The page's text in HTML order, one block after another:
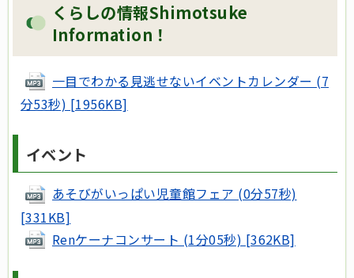
くらしの情報Shimotsuke
Information！
一目でわかる見逃せないイベントカレンダー (7
分53秒) [1956KB]
イベント
あそびがいっぱい児童館フェア (0分57秒)
[331KB]
Renケーナコンサート (1分05秒) [362KB]